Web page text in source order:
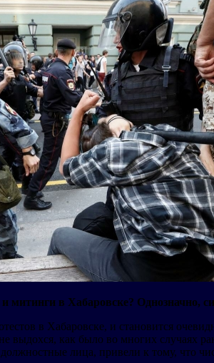
в Хабаровске? Однозначно,
в Хабаровске, и становится
не выдохся, как было во многих
лица, привели к тому, что